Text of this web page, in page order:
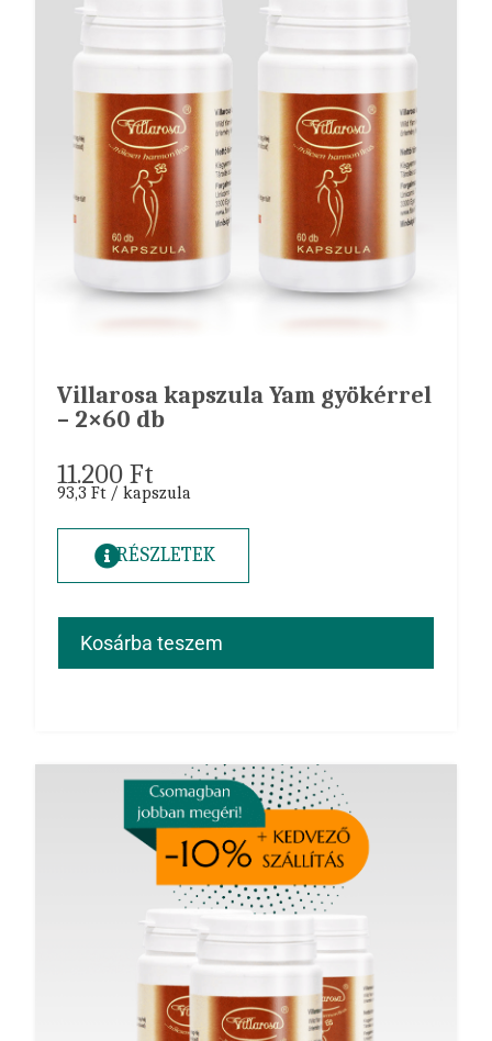
Villarosa kapszula Yam gyökérrel
– 2×60 db
11.200Ft
93,3 Ft / kapszula
RÉSZLETEK
Kosárba teszem